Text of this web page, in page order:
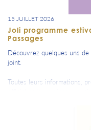
15 JUILLET 2026
Joli programme
Passages
Découvrez quelques uns
joint.
Toutes leurs informations,